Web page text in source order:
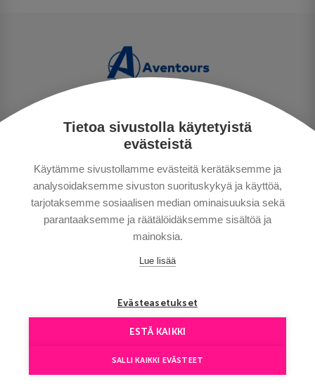
Tietoa sivustolla käytetyistä
evästeistä
Käytämme sivustollamme evästeitä kerätäksemme ja
analysoidaksemme sivuston suorituskykyä ja käyttöä,
tarjotaksemme sosiaalisen median ominaisuuksia sekä
parantaaksemme ja räätälöidäksemme sisältöä ja
mainoksia.
Lue lisää
Evästeasetukset
ESTÄ KAIKKI
SALLI KAIKKI EVÄSTEET
PRIVACY POLICY
MAKSUTAVAT
GENERAL CONDITIONS
GOOD TO KNOW
CONTACTS
Copyright © Aventours 2026